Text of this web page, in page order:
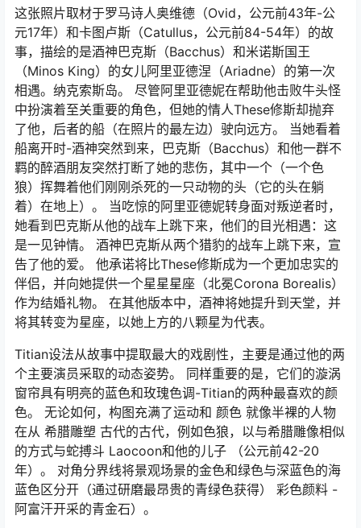
这张照片取材于罗马诗人奥维德（Ovid，公元前43年-公
元17年）和卡图卢斯（Catullus，公元前84-54年）的故
事，描绘的是酒神巴克斯（Bacchus）和米诺斯国王
（Minos King）的女儿阿里亚德涅（Ariadne）的第一次
相遇。纳克索斯岛。 尽管阿里亚德妮在帮助他击败牛头怪
中扮演着至关重要的角色，但她的情人These修斯却抛弃
了他，后者的船（在照片的最左边）驶向远方。 当她看着
船离开时-酒神突然到来，巴克斯（Bacchus）和他一群不
羁的醉酒朋友突然打断了她的悲伤，其中一个（一个色
狼）挥舞着他们刚刚杀死的一只动物的头（它的头在躺
着）在地上）。 当吃惊的阿里亚德妮转身面对叛逆者时，
她看到巴克斯从他的战车上跳下来，他们的目光相遇：这
是一见钟情。 酒神巴克斯从两个猎豹的战车上跳下来，宣
告了他的爱。 他承诺将比These修斯成为一个更加忠实的
伴侣，并向她提供一个星星星座（北冕Corona Borealis）
作为结婚礼物。 在其他版本中，酒神将她提升到天堂，并
将其转变为星座，以她上方的八颗星为代表。
Titian设法从故事中提取最大的戏剧性，主要是通过他的两
个主要演员采取的动态姿势。 同样重要的是，它们的漩涡
窗帘具有明亮的蓝色和玫瑰色调-Titian的两种最喜欢的颜
色。 无论如何，构图充满了运动和 颜色 就像半裸的人物
在从 希腊雕塑 古代的古代，例如色狼，以与希腊雕像相似
的方式与蛇搏斗 Laocoon和他的儿子
（公元前42-20
年）。 对角分界线将景观场景的金色和绿色与深蓝色的海
蓝色区分开（通过研磨最昂贵的青绿色获得） 彩色颜料 -
阿富汗开采的青金石）。